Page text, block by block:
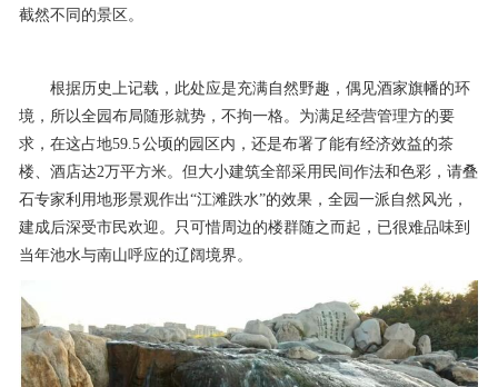
截然不同的景区。
根据历史上记载，此处应是充满自然野趣，偶见酒家旗幡的环
境，所以全园布局随形就势，不拘一格。为满足经营管理方的要
求，在这占地59.5 公顷的园区内，还是布署了能有经济效益的茶
楼、酒店达2万平方米。但大小建筑全部采用民间作法和色彩，请叠
石专家利用地形景观作出“江滩跌水”的效果，全园一派自然风光，
建成后深受市民欢迎。只可惜周边的楼群随之而起，已很难品味到
当年池水与南山呼应的辽阔境界。